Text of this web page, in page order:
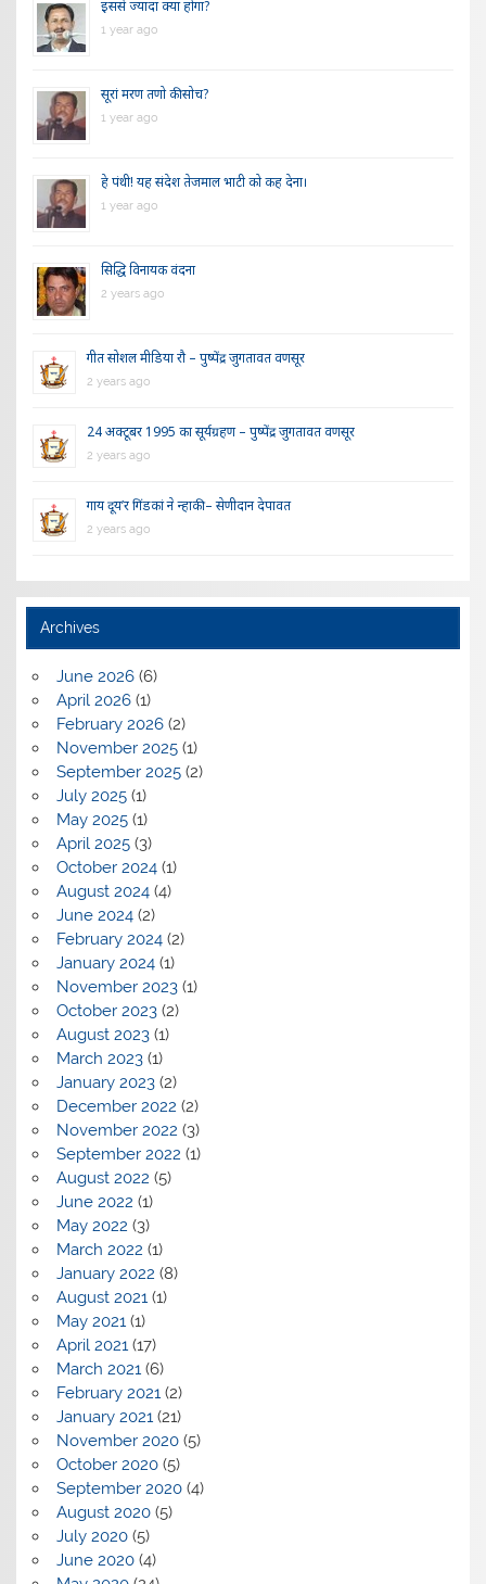
इससे ज्यादा क्या होगा?
1 year ago
सूरां मरण तणो की सोच?
1 year ago
हे पंथी! यह संदेश तेजमाल भाटी को कह देना।
1 year ago
सिद्धि विनायक वंदना
2 years ago
गीत सोशल मीडिया रौ – पुष्पेंद्र जुगतावत वणसूर
2 years ago
24 अक्टूबर 1995 का सूर्यग्रहण – पुष्पेंद्र जुगतावत वणसूर
2 years ago
गाय दूय’र गिंडकां ने न्हाकी – सेणीदान देपावत
2 years ago
Archives
June 2026(6)
April 2026(1)
February 2026(2)
November 2025(1)
September 2025(2)
July 2025(1)
May 2025(1)
April 2025(3)
October 2024(1)
August 2024(4)
June 2024(2)
February 2024(2)
January 2024(1)
November 2023(1)
October 2023(2)
August 2023(1)
March 2023(1)
January 2023(2)
December 2022 (2)
November 2022 (3)
September 2022 (1)
August 2022 (5)
June 2022 (1)
May 2022 (3)
March 2022 (1)
January 2022 (8)
August 2021(1)
May 2021(1)
April 2021(17)
March 2021(6)
February 2021(2)
January 2021(21)
November 2020(5)
October 2020(5)
September 2020(4)
August 2020(5)
July 2020(5)
June 2020(4)